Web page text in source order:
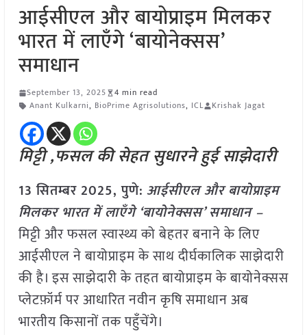
आईसीएल और बायोप्राइम मिलकर
भारत में लाएँगे ‘बायोनेक्सस’
समाधान
September 13, 2025
4 min read
Anant Kulkarni, BioPrime Agrisolutions, ICL Krishak Jagat
मिट्टी ,फसल की सेहत सुधारने हुई साझेदारी
13 सितम्बर 2025,पुणे: आईसीएल और बायोप्राइम
मिलकर भारत में लाएँगे ‘बायोनेक्सस’ समाधान –
मिट्टी और फसल स्वास्थ्य को बेहतर बनाने के लिए
आईसीएल ने बायोप्राइम के साथ दीर्घकालिक साझेदारी
की है। इस साझेदारी के तहत बायोप्राइम के बायोनेक्सस
प्लेटफ़ॉर्म पर आधारित नवीन कृषि समाधान अब
भारतीय किसानों तक पहुँचेंगे।